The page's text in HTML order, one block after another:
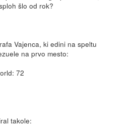
šlo od rok?
Vajenca, ki edini na speltu
na prvo mesto:
72
takole: